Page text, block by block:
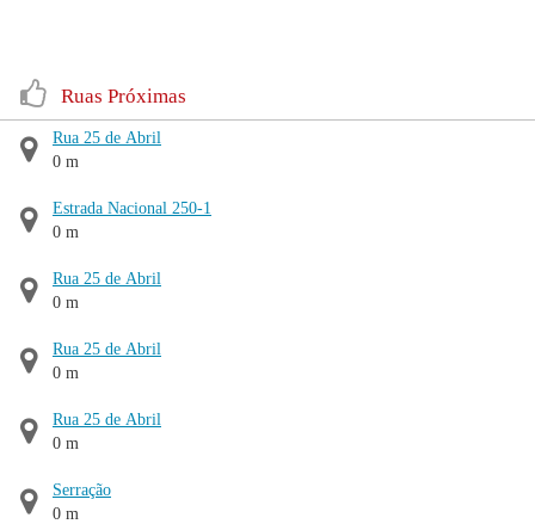
Ruas Próximas
Rua 25 de Abril
0 m
Estrada Nacional 250-1
0 m
Rua 25 de Abril
0 m
Rua 25 de Abril
0 m
Rua 25 de Abril
0 m
Serração
0 m